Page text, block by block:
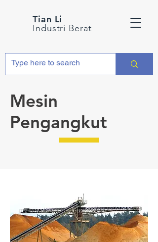
Tian Li
Industri Berat
Mesin
Pengangkut